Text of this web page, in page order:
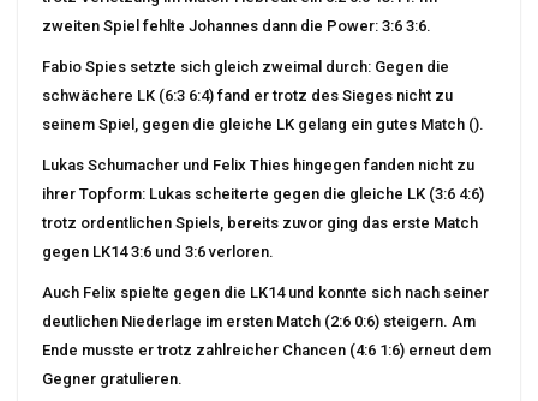
zweiten Spiel fehlte Johannes dann die Power: 3:6 3:6.
Fabio Spies setzte sich gleich zweimal durch: Gegen die
schwächere LK (6:3 6:4) fand er trotz des Sieges nicht zu
seinem Spiel, gegen die gleiche LK gelang ein gutes Match ().
Lukas Schumacher und Felix Thies hingegen fanden nicht zu
ihrer Topform: Lukas scheiterte gegen die gleiche LK (3:6 4:6)
trotz ordentlichen Spiels, bereits zuvor ging das erste Match
gegen LK14 3:6 und 3:6 verloren.
Auch Felix spielte gegen die LK14 und konnte sich nach seiner
deutlichen Niederlage im ersten Match (2:6 0:6) steigern. Am
Ende musste er trotz zahlreicher Chancen (4:6 1:6) erneut dem
Gegner gratulieren.